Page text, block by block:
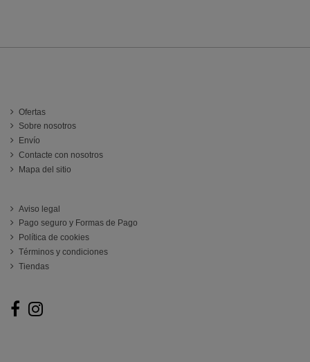
Ofertas
Sobre nosotros
Envío
Contacte con nosotros
Mapa del sitio
Aviso legal
Pago seguro y Formas de Pago
Política de cookies
Términos y condiciones
Tiendas